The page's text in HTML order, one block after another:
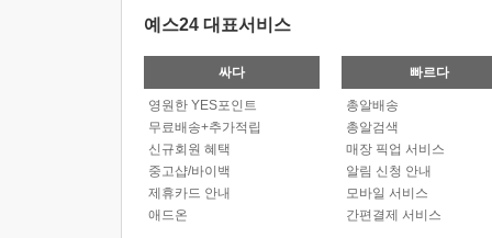
예스24 대표서비스
싸다
영원한 YES포인트
무료배송+추가적립
신규회원 혜택
중고샵/바이백
제휴카드 안내
애드온
빠르다
총알배송
총알검색
매장 픽업 서비스
알림 신청 안내
모바일 서비스
간편결제 서비스